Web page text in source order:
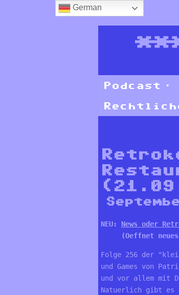
Podcast
NEU: News oder
(Oeffnet
Folge 256 der
und Games von
und vor allem mit
Natuerlich gibt es
German